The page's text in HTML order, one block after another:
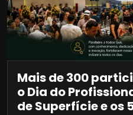
Mais de 300
o Dia do
de Superfície e os